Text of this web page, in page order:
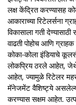
लक्ष केंद्रित करण्‍यासह
आकाराच्‍या रिटेलर्सना
विकासाला गती
वाढती पोहोच आणि
कोका-कोला इंडियाचे
लोकप्रिय ठरले आहेत, जेथे
आहेत, ज्‍यामुळे रिटेलर
मॅनेजमेंट वैशिष्‍ट्ये
करण्‍यास सक्षम आहेत.